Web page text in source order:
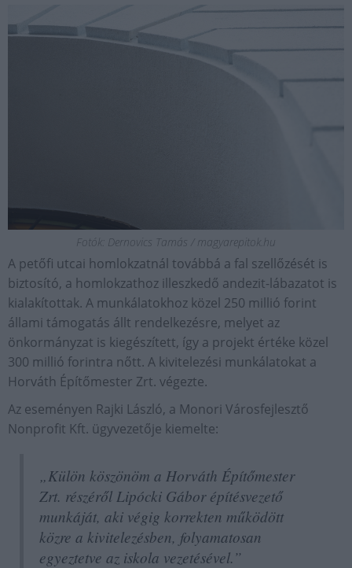
Fotók: Dernovics Tamás / magyarepitok.hu
A petőfi utcai homlokzatnál továbbá a fal szellőzését is
biztosító, a homlokzathoz illeszkedő andezit-lábazatot is
kialakítottak. A munkálatokhoz közel 250 millió forint
állami támogatás állt rendelkezésre, melyet az
önkormányzat is kiegészített, így a projekt értéke közel
300 millió forintra nőtt. A kivitelezési munkálatokat a
Horváth Építőmester Zrt. végezte.
Az eseményen Rajki László, a Monori Városfejlesztő
Nonprofit Kft. ügyvezetője kiemelte:
„Külön köszönöm a Horváth Építőmester
Zrt. részéről Lipócki Gábor építésvezető
munkáját, aki végig korrekten működött
közre a kivitelezésben, folyamatosan
egyeztetve az iskola vezetésével.”